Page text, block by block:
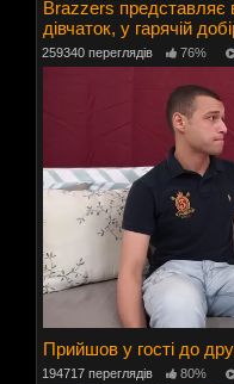
Brazzers представляє
дівчаток, у гарячій
259340 переглядів 76%
Прийшов у гості до
194717 переглядів 80%